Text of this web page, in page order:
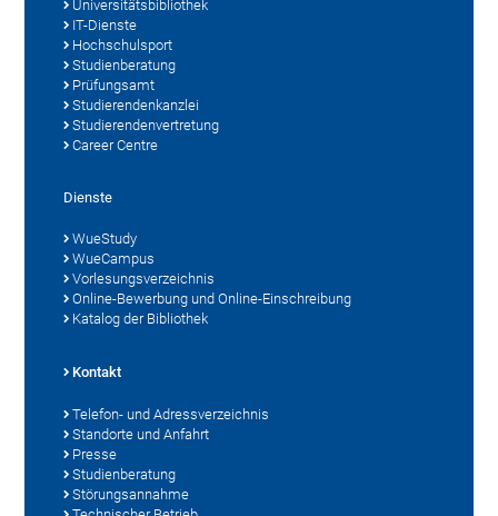
Universitätsbibliothek
IT-Dienste
Hochschulsport
Studienberatung
Prüfungsamt
Studierendenkanzlei
Studierendenvertretung
Career Centre
Dienste
WueStudy
WueCampus
Vorlesungsverzeichnis
Online-Bewerbung und Online-Einschreibung
Katalog der Bibliothek
Kontakt
Telefon- und Adressverzeichnis
Standorte und Anfahrt
Presse
Studienberatung
Störungsannahme